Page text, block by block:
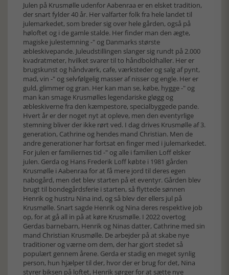
Julen på Krusmølle udenfor Aabenraa er en elsket tradition,
der snart fylder 40 år. Her valfarter folk fra hele landet til
julemarkedet, som breder sig over hele gården, også på
høloftet og i de gamle stalde. Her finder man den ægte,
magiske julestemning -" og Danmarks største
æbleskivepande. Juleudstillingen slanger sig rundt på 2.000
kvadratmeter, hvilket svarer til to håndboldhaller. Her er
brugskunst og håndværk, cafe, værksteder og salg af pynt,
mad, vin -" og selvfølgelig masser af nisser og engle. Her er
guld, glimmer og gran. Her kan man se, købe, hygge -" og
man kan smage Krusmølles legendariske gløgg og
æbleskiverne fra den kæmpestore, specialbyggede pande.
Hvert år er der noget nyt at opleve, men den eventyrlige
stemning bliver der ikke rørt ved. I dag drives Krusmølle af 3.
generation, Cathrine og hendes mand Christian. Men de
andre generationer har fortsat en finger med i julemarkedet.
For julen er familiernes tid -" og alle i familien Loff elsker
julen. Gerda og Hans Frederik Loff købte i 1981 gården
Krusmølle i Aabenraa for at få mere jord til deres egen
nabogård, men det blev starten på et eventyr. Gården blev
brugt til bondegårdsferie i starten, så flyttede sønnen
Henrik og hustru Nina ind, og så blev der ellers jul på
Krusmølle. Snart sagde Henrik og Nina deres respektive job
op, for at gå all in på at køre Krusmølle. I 2022 overtog
Gerdas barnebarn, Henrik og Ninas datter, Cathrine med sin
mand Christian Krusmølle. De arbejder på at skabe nye
traditioner og værne om dem, der har gjort stedet så
populært gennem årene. Gerda er stadig en meget synlig
person, hun hjælper til der, hvor der er brug for det, Nina
styrer biksen på loftet, Henrik sørger for at sætte nye